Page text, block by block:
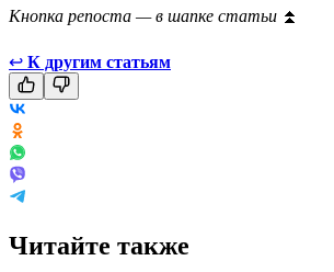
Кнопка репоста — в шапке статьи ⏫
↩ К другим статьям
Читайте также